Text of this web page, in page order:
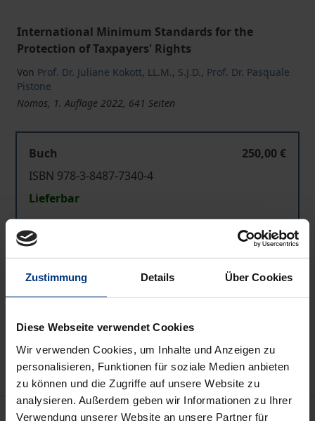
Zustimmung Details Über Cookies
Diese Webseite verwendet Cookies
Wir verwenden Cookies, um Inhalte und Anzeigen zu
personalisieren, Funktionen für soziale Medien anbieten
zu können und die Zugriffe auf unsere Website zu
analysieren. Außerdem geben wir Informationen zu Ihrer
Verwendung unserer Website an unsere Partner für
International Minimum Standards for the
Protection of Taxpayers' Rights
Von Prof. Dr. Juliane Kokott, LL.M., S.J.D., Prof. Dr. Pasquale
Pistone
Nomos, 1. Auflage 2022, 641 Seiten
Buch
250,00 €
ISBN 978-3-8487-7340-4
Lieferbar
Preisangaben inkl. MwSt. Abhängig von der Lieferadresse
kann die MwSt. an der Kasse variieren.
In den Warenkorb
Zur Wunschliste hinzufügen
Hinweise zu Versandkosten
Beschreibung